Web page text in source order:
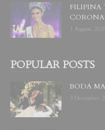
FILIPINA
1 August,
POPULAR POSTS
BODA
3 December,